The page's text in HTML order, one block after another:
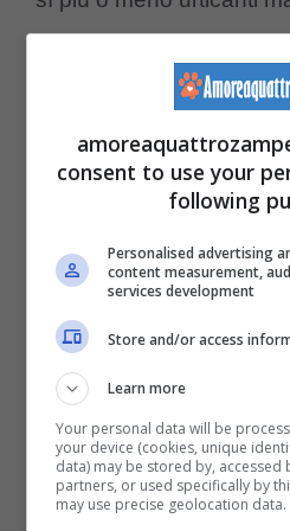
meno pericolose.
Un’altra specie da
Mar Rosso attraverso il
Rhopilema nomadica ,
nomade.Tentacoliche
due metridi lunghezza e
dolorosissimesono le
peculiari della
e comune del
Si tratta della specie
irritazioni ai bagnanti.
consent to use your
following
Personalised advertising
content measurement,
services development
Store and/or access
Learn more
Your personal data will be
your device (cookies, unique
data) may be stored by, accessed
partners, or used specifically by
may use precise geolocation data.